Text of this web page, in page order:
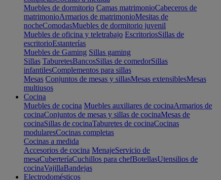
Muebles de dormitorio Camas matrimonioCabeceros de
matrimonioArmarios de matrimonioMesitas de
nocheComodasMuebles de dormitorio juvenil
Muebles de oficina y teletrabajo EscritoriosSillas de
escritorioEstanterías
Muebles de Gaming Sillas gaming
Sillas TaburetesBancosSillas de comedorSillas
infantilesComplementos para sillas
Mesas Conjuntos de mesas y sillasMesas extensiblesMesas
multiusos
Cocina
Muebles de cocina Muebles auxiliares de cocinaArmarios de
cocinaConjuntos de mesas y sillas de cocinaMesas de
cocinaSillas de cocinaTaburetes de cocinaCocinas
modularesCocinas completas
Cocinas a medida
Accesorios de cocina MenajeServicio de
mesaCuberteríaCuchillos para chefBotellasUtensilios de
cocinaVajillaBandejas
Electrodomésticos